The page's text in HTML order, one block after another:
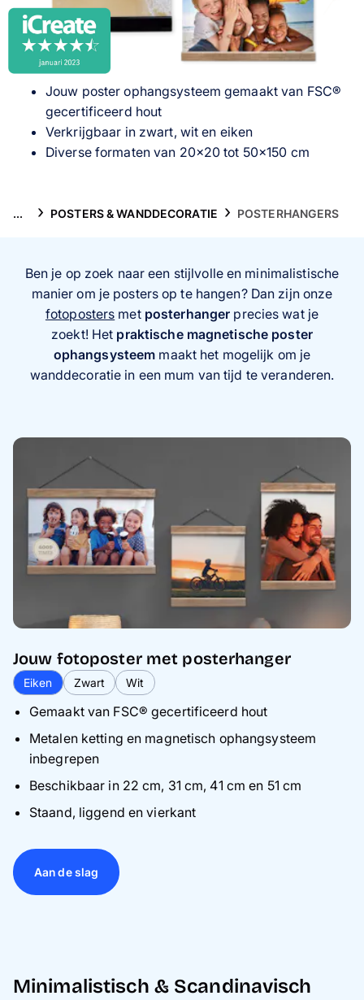
Gsm-hoesjes
Thema's
ServiceJouw poster ophangsysteem gemaakt van FSC®
gecertificeerd hout
Verkrijgbaar in zwart, wit en eiken
Diverse formaten van 20x20 tot 50x150 cm
... POSTERS & WANDDECORATIE POSTERHANGERS
Ben je op zoek naar een stijlvolle en minimalistische
manier om je posters op te hangen? Dan zijn onze
fotoposters met posterhanger precies wat je
zoekt! Het praktische magnetische poster
ophangsysteem maakt het mogelijk om je
wanddecoratie in een mum van tijd te veranderen.
Jouw fotoposter met posterhanger
Eiken Zwart Wit
Gemaakt van FSC® gecertificeerd hout
Metalen ketting en magnetisch ophangsysteem
inbegrepen
Beschikbaar in 22 cm, 31 cm, 41 cm en 51 cm
Staand, liggend en vierkant
Aan de slag
Minimalistisch & Scandinavisch